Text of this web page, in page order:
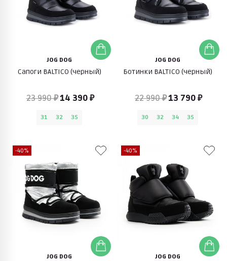
JOG DOG
Сапоги BALTICO (черный)
23 990 ₽14 390 ₽
31 32 35
JOG DOG
Ботинки BALTICO (черный)
22 990 ₽13 790 ₽
30 32 34 35
-40%
JOG DOG
-40%
JOG DOG